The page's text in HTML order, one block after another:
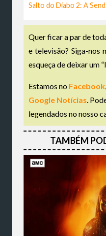
Salto do Diabo 2: A
Quer ficar a par de
e televisão? Siga-nos
esqueça de deixar um
Estamos no Facebook
Google Notícias .
legendados no nosso
TAMBÉM